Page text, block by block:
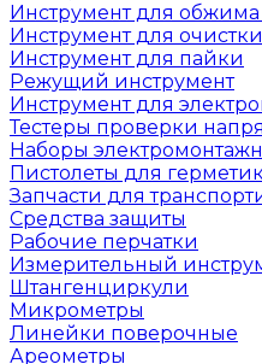
Инструмент для
Инструмент для
Инструмент для пайки
Режущий инструмент
Инструмент для
Тестеры проверки
Наборы
Пистолеты для
Запчасти для
Средства защиты
Рабочие перчатки
Измерительный
Штангенциркули
Микрометры
Линейки поверочные
Ареометры